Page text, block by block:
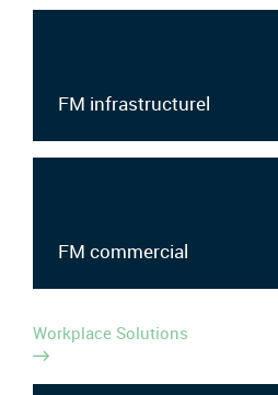
FM infrastructurel
FM commercial
Workplace Solutions